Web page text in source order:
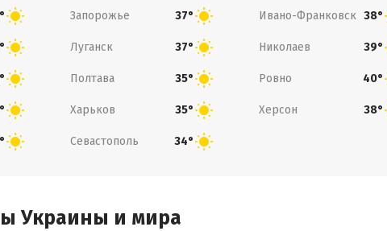
Запорожье 37° Ивано-Франковск 38°
Луганск 37° Николаев 39°
Полтава 35° Ровно 40°
Харьков 35° Херсон 38°
Севастополь 34°
Украины и мира